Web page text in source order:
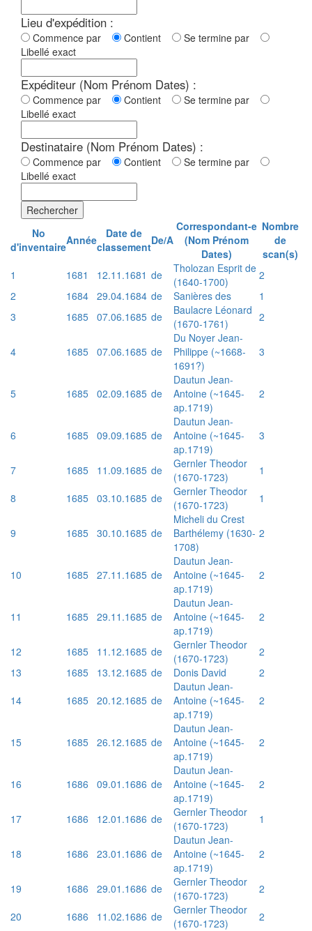
Lieu d'expédition :
Commence par Contient
Se termine par
Libellé exact
Expéditeur (Nom Prénom Dates) :
Commence par Contient
Se termine par
Libellé exact
Destinataire (Nom Prénom Dates) :
Commence par Contient
Se termine par
Libellé exact
Rechercher
No
d'inventaireAnnée
Date de
classementDe/A
Correspondant-e
(Nom Prénom
Dates)
Nombre
de
scan(s)
1
1681 12.11.1681 de
Tholozan Esprit de
(1640-1700)
2
2
1684 29.04.1684 de Sanières des
1
3
1685 07.06.1685 de
Baulacre Léonard
(1670-1761)
2
4 1685 07.06.1685 de
Du Noyer Jean-
Philippe (~1668-
1691?)
3
5 1685 02.09.1685 de
Dautun Jean-
Antoine (~1645-
ap.1719)
2
6 1685 09.09.1685 de
Dautun Jean-
Antoine (~1645-
ap.1719)
3
7 1685 11.09.1685 de
Gernler Theodor
(1670-1723)
1
8
1685 03.10.1685 de
Gernler Theodor
(1670-1723)
1
9 1685 30.10.1685 de
Micheli du Crest
Barthélemy (1630-
1708)
2
10 1685 27.11.1685 de
Dautun Jean-
Antoine (~1645-
ap.1719)
2
11 1685 29.11.1685 de
Dautun Jean-
Antoine (~1645-
ap.1719)
2
12 1685 11.12.1685 de
Gernler Theodor
(1670-1723)
2
13
1685 13.12.1685 de Donis David
2
14
1685 20.12.1685 de
Dautun Jean-
Antoine (~1645-
ap.1719)
2
15 1685 26.12.1685 de
Dautun Jean-
Antoine (~1645-
ap.1719)
2
16 1686 09.01.1686 de
Dautun Jean-
Antoine (~1645-
ap.1719)
2
17 1686 12.01.1686 de
Gernler Theodor
(1670-1723)
1
18 1686 23.01.1686 de
Dautun Jean-
Antoine (~1645-
ap.1719)
2
19 1686 29.01.1686 de
Gernler Theodor
(1670-1723)
2
20
1686 11.02.1686 de
Gernler Theodor
(1670-1723)
2